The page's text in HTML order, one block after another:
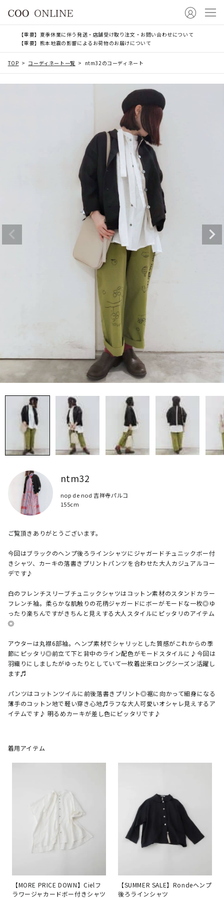
【重要】夏季休業に伴う発送・店舗受け取り注文・お問い合わせについて
【重要】熊本地震の影響によるお荷物のお届けについて
TOP コーディネート一覧 ntm32のコーディネート
ntm32
nop de nod 吉祥寺パルコ
155cm
ご覧頂きありがとうございます。
今回はブラックのヘンプ後ろラインシャツにジャガードチュニックボー付
きシャツ、カーキの落書きプリントパンツを合わせた大人カジュアルコー
デです♪
白のフレンチスリーブチュニックシャツはコットン素材のスタンドカラー
フレンチ袖。柔らかな肌触りの花柄ジャガードにボーがモードな一枚◎ゆ
ったり楽ちんですがきちんと見えする大人スタイルにピッタリのアイテム
◎
アウターは丸襟6部袖。ヘンプ素材でシャリッとした質感がこれからの季
節にピッタリ◎前立て下と背中のライン配色がモードスタイルに♪今回は
羽織りにしましたがゆったりとしていて一枚着出来ロングシーズン活躍し
ます♬
パンツはコットンツイルに前後落書きプリント◎裾に向かって細身になる
薄手のコットン地で軽い穿き心地♬ラフな大人可愛いオシャレ見えするア
イテムです♪ 明るめカーキが差し色にピッタリです♪
着用アイテム
【MORE PRICE DOWN】Cielフ
ラワージャカードボー付きシャツ
【SUMMER SALE】Rondeヘンプ
後ろラインシャツ